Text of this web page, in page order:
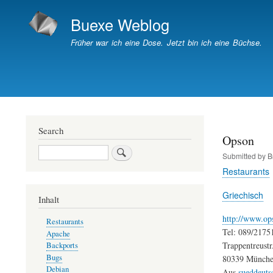
Buexe Weblog
Früher war ich eine Dose. Jetzt bin ich eine Büchse.
Opson
Submitted by
Restaurants
Griechisch
http://
Tel: 089/
80339
Search
Search
Inhalt
Restaurants
Apache
Backports
Bugs
Debian